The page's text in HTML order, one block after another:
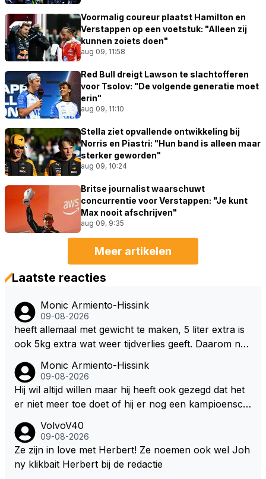
Voormalig coureur plaatst Hamilton en
Verstappen op een voetstuk: "Alleen zij
kunnen zoiets doen"
aug 09, 11:58
Red Bull dreigt Lawson te slachtofferen
voor Tsolov: "De volgende generatie moet
erin"
aug 09, 11:10
Stella ziet opvallende ontwikkeling bij
Norris en Piastri: "Hun band is alleen maar
sterker geworden"
aug 09, 10:24
Britse journalist waarschuwt
concurrentie voor Verstappen: "Je kunt
Max nooit afschrijven"
aug 09, 9:35
Meer artikelen
Laatste reacties
Monic Armiento-Hissink
09-08-2026
heeft allemaal met gewicht te maken, 5 liter extra is
ook 5kg extra wat weer tijdverlies geeft. Daarom ne
auto, het is extra gewicht plus na 15 minuten is het h
ete thee geworden.
Monic Armiento-Hissink
09-08-2026
Hij wil altijd willen maar hij heeft ook gezegd dat het
er niet meer toe doet of hij er nog een kampioensch
ioen is hij al, dat zal zijn leven niet veranderen. Hij wi
l in de eerste plaats races winnen met de eigen moto
r van RB. Dat zijn zijn eigen uitspraken in een van de
VolvoV40
09-08-2026
Ze zijn in love met Herbert! Ze noemen ook wel Joh
ny klikbait Herbert bij de redactie